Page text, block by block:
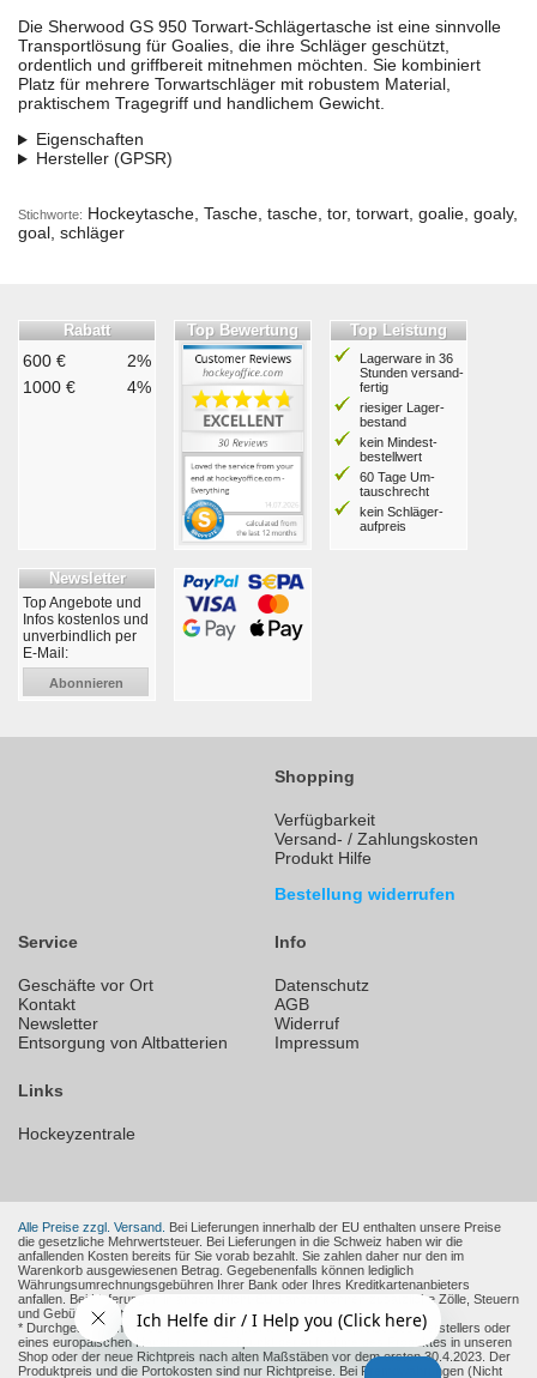
Die Sherwood GS 950 Torwart-Schlägertasche ist eine sinnvolle
Transportlösung für Goalies, die ihre Schläger geschützt,
ordentlich und griffbereit mitnehmen möchten. Sie kombiniert
Platz für mehrere Torwartschläger mit robustem Material,
praktischem Tragegriff und handlichem Gewicht.
Eigenschaften
Hersteller (GPSR)
Stichworte: Hockeytasche, Tasche, tasche, tor, torwart, goalie, goaly,
goal, schläger
Rabatt
600 €
2%
1000 €
4%
Top Bewertung Top Leistung
Lagerware in 36
Stunden ver­sand­
fertig
riesiger Lager­
bestand
kein Mindest­
bestell­wert
60 Tage Um­
tausch­recht
kein Schläger­
aufpreis
Newsletter
Top Angebote und
Infos kostenlos und
unverbindlich per
E-Mail:
Abonnieren
Shopping
Verfügbarkeit
Versand- / Zahlungskosten
Produkt Hilfe
Bestellung widerrufen
Service
Geschäfte vor Ort
Kontakt
Newsletter
Entsorgung von Altbatterien
Info
Datenschutz
AGB
Widerruf
Impressum
Links
Hockeyzentrale
Alle Preise zzgl. Versand. Bei Lieferungen innerhalb der EU enthalten unsere Preise
die gesetzliche Mehrwertsteuer. Bei Lieferungen in die Schweiz haben wir die
anfallenden Kosten bereits für Sie vorab bezahlt. Sie zahlen daher nur den im
Warenkorb ausgewiesenen Betrag. Gegebenenfalls können lediglich
Währungsumrechnungsgebühren Ihrer Bank oder Ihres Kreditkartenanbieters
anfallen. Bei Lieferungen in andere Nicht-EU-Länder können zusätzliche Zölle, Steuern
und Gebühren entstehen.
* Durchgestrichene Preise sind die empfohlenen Verkaufspreise des Herstellers oder
eines europäischen Händlers zum Zeitpunkt der Aufnahme des Produktes in unseren
Shop oder der neue Richtpreis nach alten Maßstäben vor dem ersten 30.4.2023. Der
Produktpreis und die Portokosten sind nur Richtpreise. Bei Fremdwährungen (Nicht